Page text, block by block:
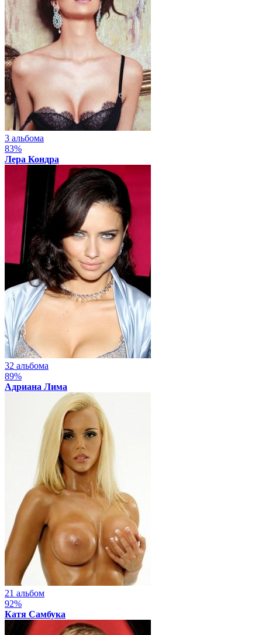
3 альбома
83%
Лера Кондра
32 альбома
89%
Адриана Лима
21 альбом
92%
Катя Самбука